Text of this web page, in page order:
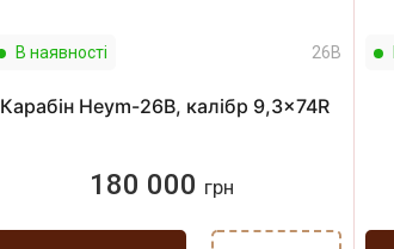
В наявності 26B
Карабін Heym-26B, калібр 9,3x74R
180 000 грн